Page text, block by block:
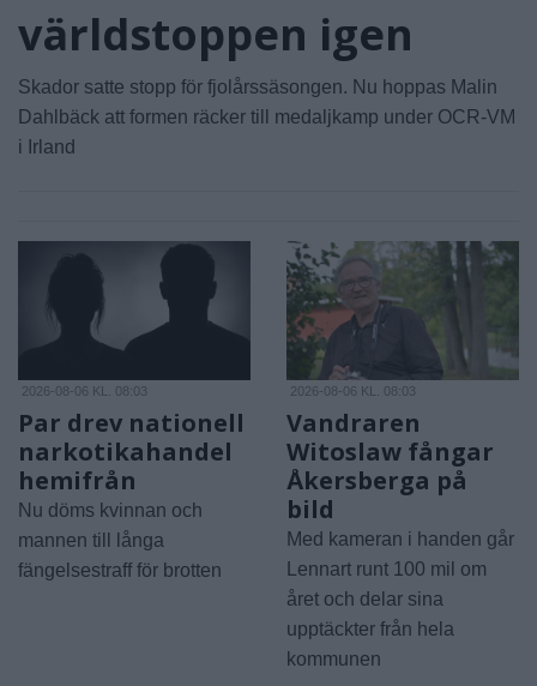
världstoppen igen
Skador satte stopp för fjolårssäsongen. Nu hoppas Malin
Dahlbäck att formen räcker till medaljkamp under OCR-VM
i Irland
2026-08-06 KL. 08:03
Par drev nationell
narkotikahandel
hemifrån
Nu döms kvinnan och
mannen till långa
fängelsestraff för brotten
2026-08-06 KL. 08:03
Vandraren
Witoslaw fångar
Åkersberga på
bild
Med kameran i handen går
Lennart runt 100 mil om
året och delar sina
upptäckter från hela
kommunen